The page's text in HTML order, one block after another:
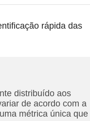
rápida das
distribuído aos
de acordo com a
métrica única que